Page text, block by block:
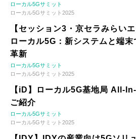
ローカル5Gサミット
ローカル5Gサミット2025
【セッション3・京セラみらい
ローカル5G：新システムと端
革新
ローカル5Gサミット
ローカル5Gサミット2025
【iD】ローカル5G基地局 All-
ご紹介
ローカル5Gサミット
ローカル5Gサミット2025